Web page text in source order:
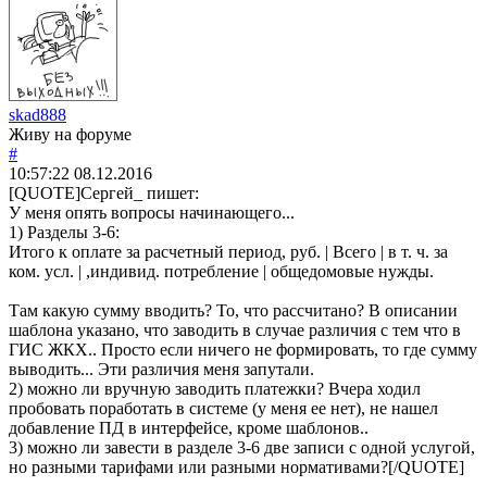
skad888
Живу на форуме
#
10:57:22 08.12.2016
[QUOTE]Сергей_
пишет:
У меня опять вопросы начинающего...
1) Разделы 3-6:
Итого к оплате за расчетный период, руб. | Всего | в т. ч. за
ком. усл. | ,индивид. потребление | общедомовые нужды.
Там какую сумму вводить? То, что рассчитано? В описании
шаблона указано, что заводить в случае различия с тем что в
ГИС ЖКХ.. Просто если ничего не формировать, то где сумму
выводить... Эти различия меня запутали.
2) можно ли вручную заводить платежки? Вчера ходил
пробовать поработать в системе (у меня ее нет), не нашел
добавление ПД в интерфейсе, кроме шаблонов..
3) можно ли завести в разделе 3-6 две записи с одной услугой,
но разными тарифами или разными нормативами?[/QUOTE]